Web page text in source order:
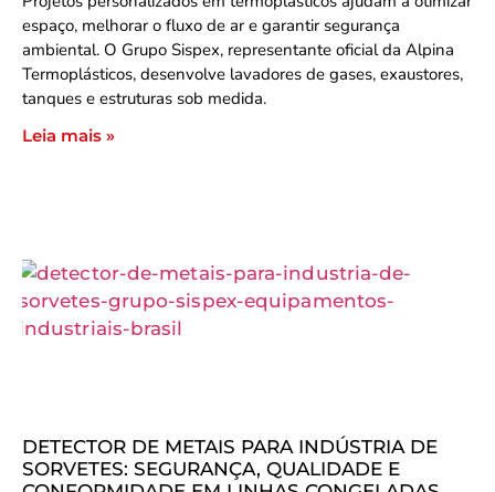
espaço, melhorar o fluxo de ar e garantir segurança
ambiental. O Grupo Sispex, representante oficial da Alpina
Termoplásticos, desenvolve lavadores de gases, exaustores,
tanques e estruturas sob medida.
Leia mais »
DETECTOR DE METAIS PARA INDÚSTRIA DE
SORVETES: SEGURANÇA, QUALIDADE E